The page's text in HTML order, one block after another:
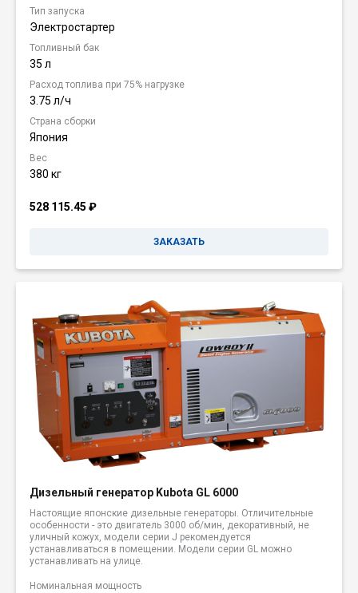
Тип запуска
Электростартер
Топливный бак
35 л
Расход топлива при 75% нагрузке
3.75 л/ч
Страна сборки
Япония
Вес
380 кг
528 115.45 ₽
ЗАКАЗАТЬ
Дизельный генератор Kubota GL 6000
Настоящие японские дизельные генераторы. Отличительные
особенности - это двигатель 3000 об/мин, декоративный, не
уличный кожух, модели серии J рекомендуется
устанавливаться в помещении. Модели серии GL можно
устанавливать на улице.
Номинальная мощность